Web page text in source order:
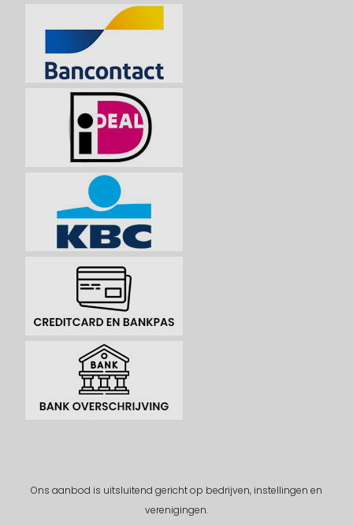
Ons aanbod is uitsluitend gericht op bedrijven, instellingen en
verenigingen.